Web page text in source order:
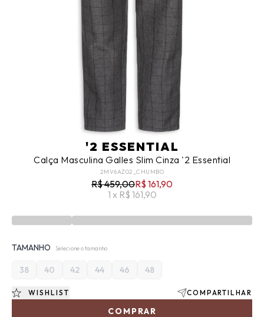
'2 ESSENTIAL
Calça Masculina Galles Slim Cinza '2 Essential
2MV6AZ02_CHUMBO
R$ 459,00R$ 161,90
1 x R$ 161,90
TAMANHO Selecione o tamanho
38 40 42 44 46 48
COMPRAR
WISHLIST COMPARTILHAR